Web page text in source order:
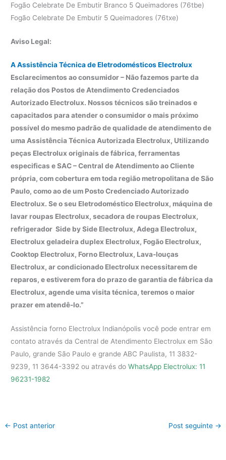
Fogão Celebrate De Embutir Branco 5 Queimadores (76tbe)
Fogão Celebrate De Embutir 5 Queimadores (76txe)
Aviso Legal:
A Assistência Técnica de Eletrodomésticos Electrolux
Esclarecimentos ao consumidor – Não fazemos parte da
relação dos Postos de Atendimento Credenciados
Autorizado Electrolux. Nossos técnicos são treinados e
capacitados para atender o consumidor o mais próximo
possível do mesmo padrão de qualidade de atendimento de
uma Assistência Técnica Autorizada Electrolux, Utilizando
peças Electrolux originais de fábrica, ferramentas
especificas e SAC – Central de Atendimento ao Cliente
própria, com cobertura em toda região metropolitana de São
Paulo, como ao de um Posto Credenciado Autorizado
Electrolux. Se o seu Eletrodoméstico Electrolux, máquina de
lavar roupas Electrolux, secadora de roupas Electrolux,
refrigerador Side by Side Electrolux, Adega Electrolux,
Electrolux geladeira duplex Electrolux, Fogão Electrolux,
Cooktop Electrolux, Forno Electrolux, Lava-louças
Electrolux, ar condicionado Electrolux necessitarem de
reparos, e estiverem fora do prazo de garantia de fábrica da
Electrolux, agende uma visita técnica, teremos o maior
prazer em atendê-lo.”
Assistência forno Electrolux Indianópolis você pode entrar em
contato através da Central de Atendimento Electrolux em São
Paulo, grande São Paulo e grande ABC Paulista, 11 3832-
9239, 11 3644-3392 ou através doWhatsApp Electrolux: 11
96231-1982
← Post anterior Post seguinte →